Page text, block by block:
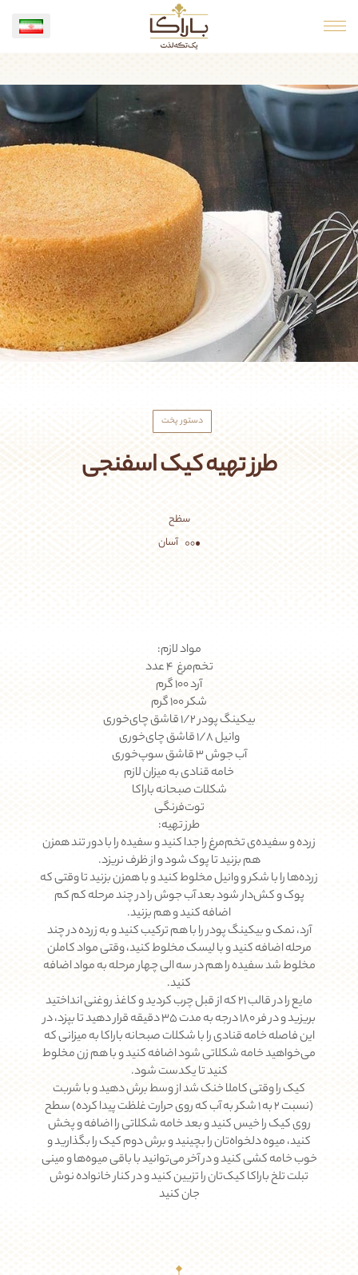
دستور پخت
طرز تهیه کیک اسفنجی
سظح
آسان
مواد لازم:
تخم‌مرغ ۴ عدد
آرد ۱۰۰ گرم
شکر ۱۰۰ گرم
بیکینگ پودر ۱/۲ قاشق چای‌خوری
وانیل ۱/۸ قاشق چای‌خوری
آب جوش ۳ قاشق سوپ‌خوری
خامه قنادی به میزان لازم
شکلات صبحانه باراکا
توت‌فرنگی
طرز تهیه:
زرده و سفیده‌ی تخم‌مرغ را جدا کنید و سفیده را با دور تند همزن
هم بزنید تا پوک شود و از ظرف نریزد.
زرده‌ها را با شکر و وانیل مخلوط کنید و با همزن بزنید تا وقتی که
پوک و کش‌دار شود بعد آب جوش را در چند مرحله کم کم
اضافه کنید و هم بزنید.
آرد، نمک و بیکینگ پودر را با هم ترکیب کنید و به زرده در چند
مرحله اضافه کنید و با لیسک مخلوط کنید، وقتی مواد کاملن
مخلوط شد سفیده را هم در سه الی چهار مرحله به مواد اضافه
کنید.
مایع را در قالب ۲۱ که از قبل چرب کردید و کاغذ روغنی انداختید
بریزید و در فر ۱۸۰ درجه به مدت ۳۵ دقیقه قرار دهید تا بپزد، در
این فاصله خامه قنادی را با شکلات صبحانه باراکا به میزانی که
می‌خواهید خامه شکلاتی شود اضافه کنید و با هم زن مخلوط
کنید تا یکدست شود.
کیک را وقتی کاملا خنک شد از وسط برش دهید و با شربت
(نسبت ۲ به ۱ شکر به آب که روی حرارت غلظت پیدا کرده) سطح
روی کیک را خیس کنید و بعد خامه شکلاتی‌ را اضافه و پخش
کنید، میوه دلخواه‌تان را بچینید و برش دوم کیک را بگذارید و
خوب خامه کشی کنید و در آخر می‌توانید با باقی میوه‌ها و مینی
تبلت تلخ باراکا کیک‌تان را تزیین کنید و در کنار خانواده نوش
جان کنید